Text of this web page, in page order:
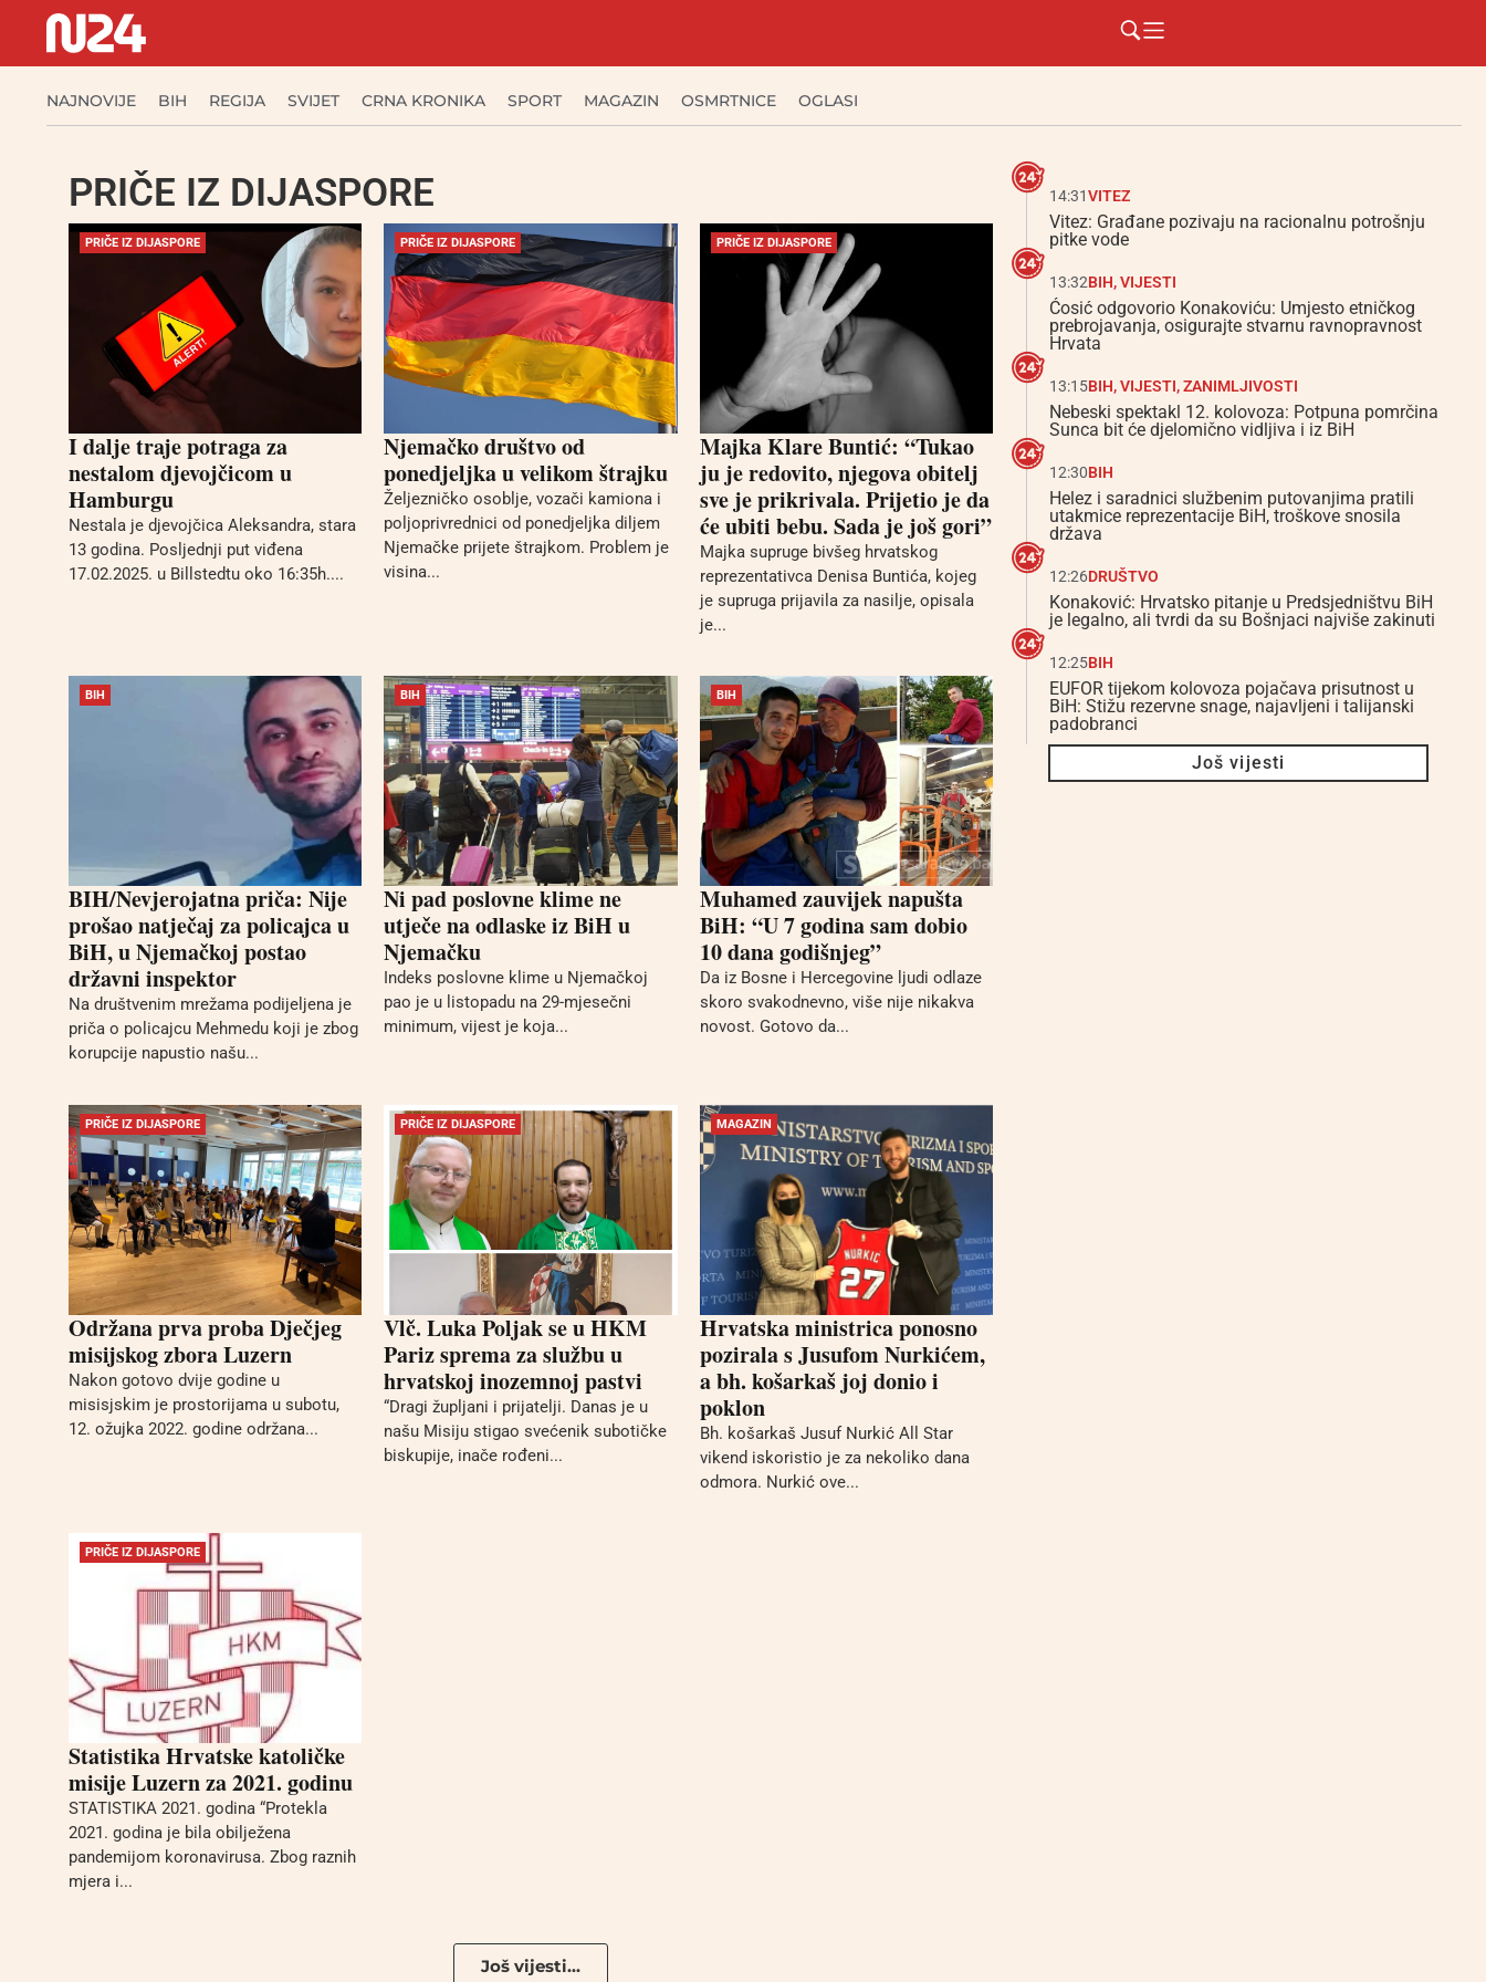
NAJNOVIJE BIH REGIJA SVIJET CRNA KRONIKA SPORT MAGAZIN OSMRTNICE OGLASI
PRIČE IZ DIJASPORE
PRIČE IZ DIJASPORE
I dalje traje potraga za
nestalom djevojčicom u
Hamburgu
Nestala je djevojčica Aleksandra, stara
13 godina. Posljednji put viđena
17.02.2025. u Billstedtu oko 16:35h....
PRIČE IZ DIJASPORE
Njemačko društvo od
ponedjeljka u velikom štrajku
Željezničko osoblje, vozači kamiona i
poljoprivrednici od ponedjeljka diljem
Njemačke prijete štrajkom. Problem je
visina...
PRIČE IZ DIJASPORE
Majka Klare Buntić: “Tukao
ju je redovito, njegova obitelj
sve je prikrivala. Prijetio je da
će ubiti bebu. Sada je još gori”
Majka supruge bivšeg hrvatskog
reprezentativca Denisa Buntića, kojeg
je supruga prijavila za nasilje, opisala
je...
BIH
BIH/Nevjerojatna priča: Nije
prošao natječaj za policajca u
BiH, u Njemačkoj postao
državni inspektor
Na društvenim mrežama podijeljena je
priča o policajcu Mehmedu koji je zbog
korupcije napustio našu...
BIH
Ni pad poslovne klime ne
utječe na odlaske iz BiH u
Njemačku
Indeks poslovne klime u Njemačkoj
pao je u listopadu na 29-mjesečni
minimum, vijest je koja...
BIH
Muhamed zauvijek napušta
BiH: “U 7 godina sam dobio
10 dana godišnjeg”
Da iz Bosne i Hercegovine ljudi odlaze
skoro svakodnevno, više nije nikakva
novost. Gotovo da...
PRIČE IZ DIJASPORE
Održana prva proba Dječjeg
misijskog zbora Luzern
Nakon gotovo dvije godine u
misisjskim je prostorijama u subotu,
12. ožujka 2022. godine održana...
PRIČE IZ DIJASPORE
Vlč. Luka Poljak se u HKM
Pariz sprema za službu u
hrvatskoj inozemnoj pastvi
“Dragi župljani i prijatelji. Danas je u
našu Misiju stigao svećenik subotičke
biskupije, inače rođeni...
MAGAZIN
Hrvatska ministrica ponosno
pozirala s Jusufom Nurkićem,
a bh. košarkaš joj donio i
poklon
Bh. košarkaš Jusuf Nurkić All Star
vikend iskoristio je za nekoliko dana
odmora. Nurkić ove...
PRIČE IZ DIJASPORE
Statistika Hrvatske katoličke
misije Luzern za 2021. godinu
STATISTIKA 2021. godina “Protekla
2021. godina je bila obilježena
pandemijom koronavirusa. Zbog raznih
mjera i...
Još vijesti...
14:31VITEZ
Vitez: Građane pozivaju na racionalnu potrošnju
pitke vode
13:32BIH,VIJESTI
Ćosić odgovorio Konakoviću: Umjesto etničkog
prebrojavanja, osigurajte stvarnu ravnopravnost
Hrvata
13:15BIH,VIJESTI,ZANIMLJIVOSTI
Nebeski spektakl 12. kolovoza: Potpuna pomrčina
Sunca bit će djelomično vidljiva i iz BiH
12:30BIH
Helez i saradnici službenim putovanjima pratili
utakmice reprezentacije BiH, troškove snosila
država
12:26DRUŠTVO
Konaković: Hrvatsko pitanje u Predsjedništvu BiH
je legalno, ali tvrdi da su Bošnjaci najviše zakinuti
12:25BIH
EUFOR tijekom kolovoza pojačava prisutnost u
BiH: Stižu rezervne snage, najavljeni i talijanski
padobranci
Još vijesti